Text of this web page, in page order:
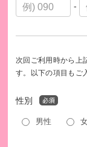
-
次回ご利用時から上
す。以下の項目もご
性別
男性